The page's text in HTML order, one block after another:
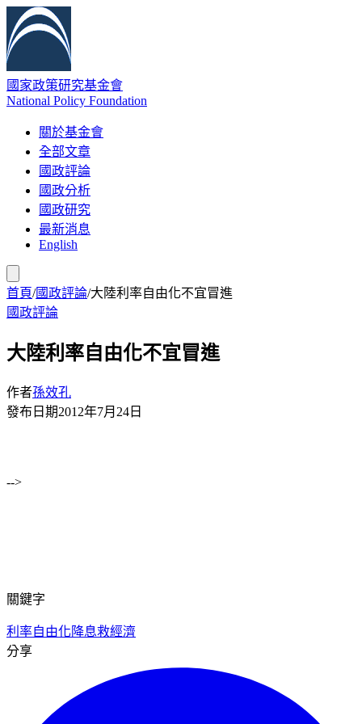
國家政策研究基金會
National Policy Foundation
關於基金會
全部文章
國政評論
國政分析
國政研究
最新消息
English
首頁/國政評論/大陸利率自由化不宜冒進
國政評論
大陸利率自由化不宜冒進
作者孫效孔
發布日期2012年7月24日
-->
關鍵字
利率自由化降息救經濟
分享